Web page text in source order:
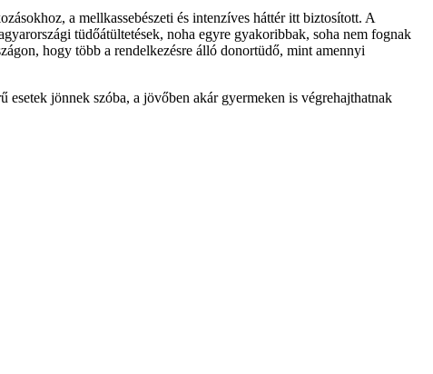
a mellkassebészeti és intenzíves háttér itt biztosított. A
tüdőátültetések, noha egyre gyakoribbak, soha nem fognak
hogy több a rendelkezésre álló donortüdő, mint amennyi
jönnek szóba, a jövőben akár gyermeken is végrehajthatnak